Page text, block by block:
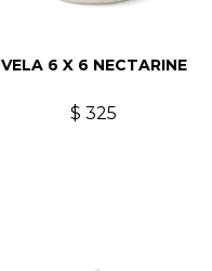
VELA 6 X 6 NECTARINE
$ 325